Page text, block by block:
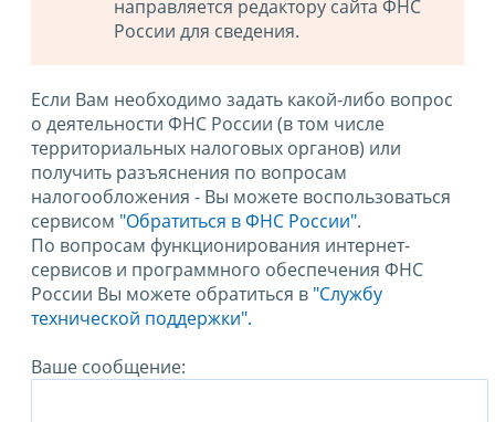
направляется редактору сайта ФНС
России для сведения.
Если Вам необходимо задать какой-либо вопрос
о деятельности ФНС России (в том числе
территориальных налоговых органов) или
получить разъяснения по вопросам
налогообложения - Вы можете воспользоваться
сервисом "Обратиться в ФНС России".
По вопросам функционирования интернет-
сервисов и программного обеспечения ФНС
России Вы можете обратиться в "Службу
технической поддержки".
Ваше сообщение: